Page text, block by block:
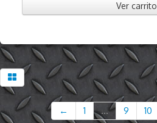
Ver carrito
← 1 ... 9 10